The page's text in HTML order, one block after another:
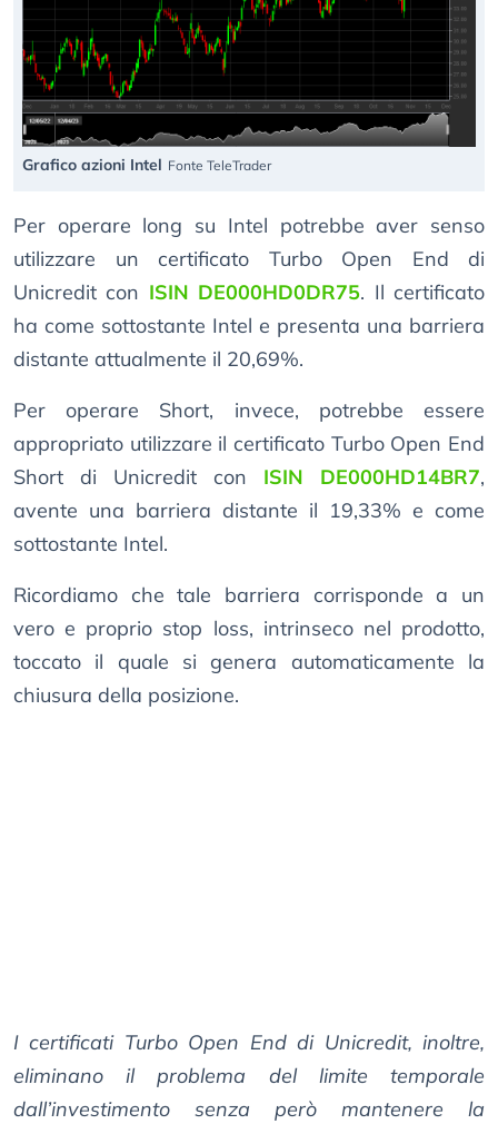
Grafico azioni Intel Fonte TeleTrader
Per operare long su Intel potrebbe aver senso
utilizzare un certificato Turbo Open End di
Unicredit con ISIN DE000HD0DR75. Il certificato
ha come sottostante Intel e presenta una barriera
distante attualmente il 20,69%.
Per operare Short, invece, potrebbe essere
appropriato utilizzare il certificato Turbo Open End
Short di Unicredit con ISIN DE000HD14BR7,
avente una barriera distante il 19,33% e come
sottostante Intel.
Ricordiamo che tale barriera corrisponde a un
vero e proprio stop loss, intrinseco nel prodotto,
toccato il quale si genera automaticamente la
chiusura della posizione.
I certificati Turbo Open End di Unicredit, inoltre,
eliminano il problema del limite temporale
dall’investimento senza però mantenere la